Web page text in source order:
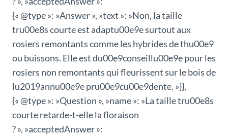
{« @type »: »Answer », »text »: »Non, la taille
tru00e8s courte est adaptu00e9e surtout aux
rosiers remontants comme les hybrides de thu00e9
ou buissons. Elle est du00e9conseillu00e9e pour les
rosiers non remontants qui fleurissent sur le bois de
lu2019annu00e9e pru00e9cu00e9dente. »}},
{« @type »: »Question », »name »: »La taille tru00e8s
courte retarde-t-elle la floraison
? », »acceptedAnswer »: